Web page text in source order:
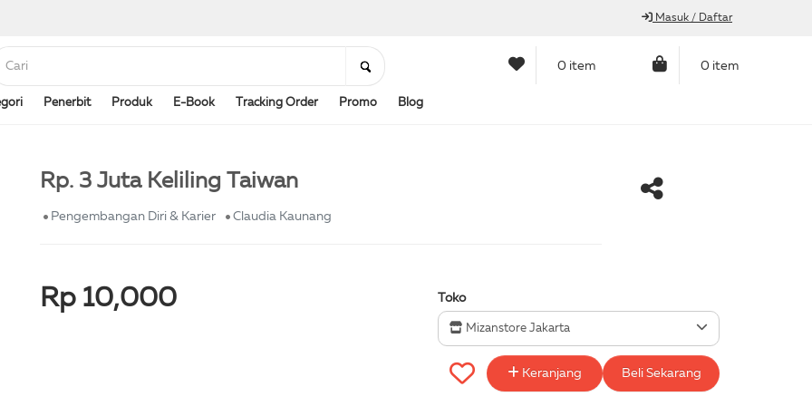
Masuk / Daftar
0 item 0 item
Penerbit Produk E-Book Tracking Order Promo Blog
Rp. 3 Juta Keliling Taiwan
Pengembangan Diri & Karier Claudia Kaunang
Rp 10,000 Toko
Mizanstore Jakarta
Keranjang Beli Sekarang